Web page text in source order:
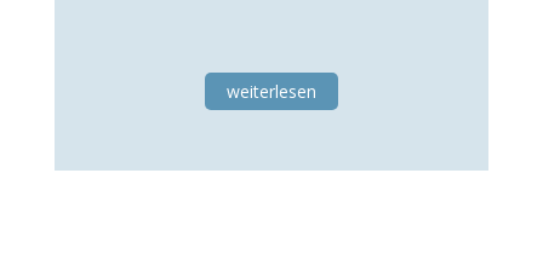
weiterlesen